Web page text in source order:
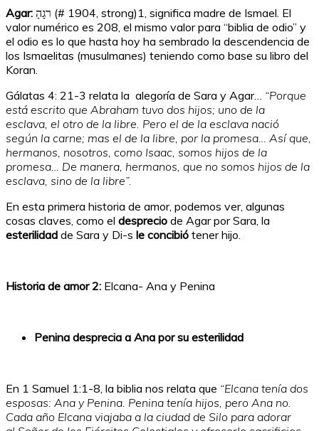
Agar:
רגָהָ (# 1904, strong) 1, significa madre de Ismael. El
valor numérico es 208, el mismo valor para “biblia de odio” y
el odio es lo que hasta hoy ha sembrado la descendencia de
los Ismaelitas (musulmanes) teniendo como base su libro del
Koran.
Gálatas 4: 21-3 relata la alegoría de Sara y Agar… “Porque
está escrito que Abraham tuvo dos hijos; uno de la
esclava, el otro de la libre. Pero el de la esclava nació
según la carne; mas el de la libre, por la promesa… Así que,
hermanos, nosotros, como Isaac, somos hijos de la
promesa… De manera, hermanos, que no somos hijos de la
esclava, sino de la libre”.
En esta primera historia de amor, podemos ver, algunas
cosas claves, como el desprecio de Agar por Sara, la
esterilidad de Sara y Di-s le concibió tener hijo.
Historia de amor 2: Elcana- Ana y Penina
Penina desprecia a Ana por su esterilidad
En 1 Samuel 1:1-8, la biblia nos relata que “Elcana tenía dos
esposas: Ana y Penina. Penina tenía hijos, pero Ana no.
Cada año Elcana viajaba a la ciudad de Silo para adorar